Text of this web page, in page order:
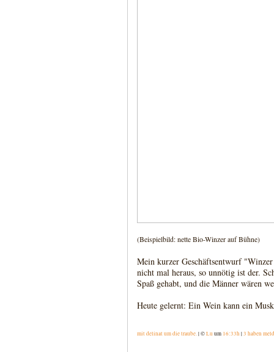
(Beispielbild: nette Bio-Winzer auf Bühne)
Mein kurzer Geschäftsentwurf
nicht mal heraus, so unnötig ist der.
Spaß gehabt, und die Männer wären
Heute gelernt: Ein Wein kann ein
mit delinat um die traube.| ©Lu um 16:33h |3 haben